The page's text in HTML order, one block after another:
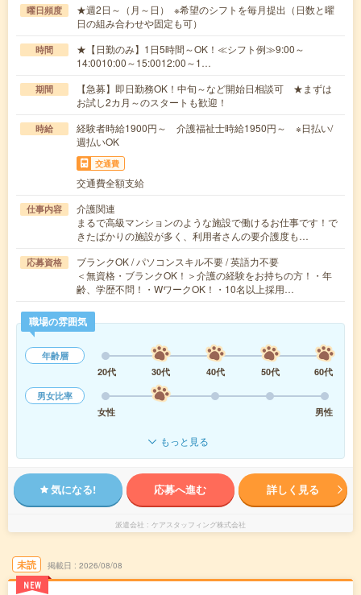
曜日頻度
★週2日～（月～日） ※希望のシフトを毎月提出（日数と曜
日の組み合わせや固定も可）
時間
★【日勤のみ】1日5時間～OK！≪シフト例≫9:00～
14:0010:00～15:0012:00～1…
期間
【急募】即日勤務OK！中旬～など開始日相談可 ★まずは
お試し2カ月～のスタートも歓迎！
時給
経験者時給1900円～ 介護福祉士時給1950円～ ※日払い/
週払いOK
交通費
交通費全額支給
仕事内容
介護関連
まるで高級マンションのような施設で働けるお仕事です！で
きたばかりの施設が多く、利用者さんの要介護度も…
応募資格
ブランクOK / パソコンスキル不要 / 英語力不要
＜無資格・ブランクOK！＞介護の経験をお持ちの方！・年
齢、学歴不問！・WワークOK！・10名以上採用…
職場の雰囲気
年齢層
20代
30代 40代 50代
60代
男女比率
女性
男性
もっと見る
気になる! 応募へ進む 詳しく見る
派遣会社 ケアスタッフィング株式会社
未読
NEW
掲載日 2026/08/08